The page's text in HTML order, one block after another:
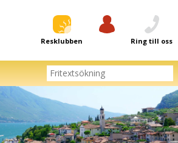
Resklubben Ring till oss